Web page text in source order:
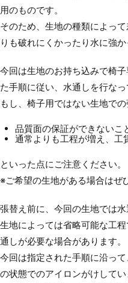
用のものです。
そのため、生地の種類によっ
りも破れにくかったり水に強か
今回は生地のお持ち込みで椅
た手順に従い、水通しを行なっ
もし、椅子用ではない生地での
品質面の保証ができないこ
通常よりも工程が増え、工
といった点にご注意ください。
※ご希望の生地がある場合はぜ
張替え前に、今回の生地では水
生地によっては省略可能な工
通しが必要な場合があります。
今回は指定された手順に沿っ
の状態でのアイロンがけしてい